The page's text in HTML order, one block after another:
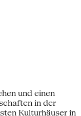
und einen
in der
Kulturhäuser in